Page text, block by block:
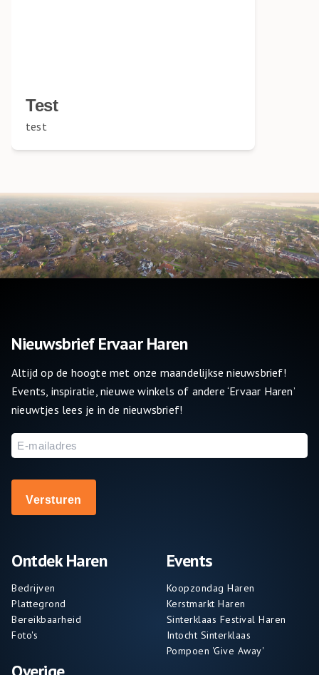
Test
test
Ontdek Haren
Bedrijven
Plattegrond
Bereikbaarheid
Foto's
Events
Koopzondag Haren
Kerstmarkt Haren
Sinterklaas Festival Haren
Intocht Sinterklaas
Pompoen 'Give Away'
Nieuwsbrief Ervaar Haren
Altijd op de hoogte met onze maandelijkse nieuwsbrief!
Events, inspiratie, nieuwe winkels of andere ‘Ervaar Haren’
nieuwtjes lees je in de nieuwsbrief!
E-
mailadres